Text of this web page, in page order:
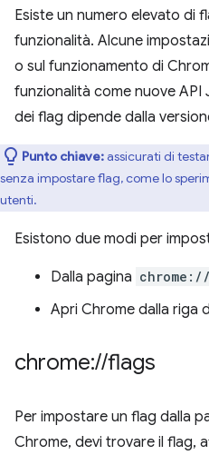
Esiste un numero elevato di
funzionalità. Alcune
o sul funzionamento di
funzionalità come nuove API
dei flag dipende dalla
Punto chiave:assicurati di
senza impostare flag, come lo
utenti.
Esistono due modi per
Dalla pagina
Apri Chrome dalla riga
chrome://flags
Per impostare un flag dalla
Chrome, devi trovare il flag,